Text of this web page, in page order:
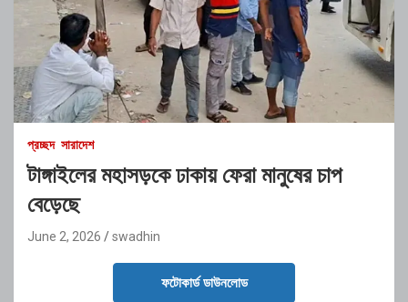
প্রচ্ছদ সারাদেশ
টাঙ্গাইলের মহাসড়কে ঢাকায় ফেরা মানুষের চাপ
বেড়েছে
June 2, 2026 swadhin
ফটোকার্ড ডাউনলোড